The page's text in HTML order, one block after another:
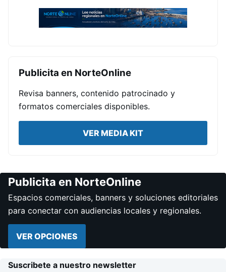
Publicita en NorteOnline
Revisa banners, contenido patrocinado y
formatos comerciales disponibles.
VER MEDIA KIT
Publicita en NorteOnline
Espacios comerciales, banners y soluciones editoriales
para conectar con audiencias locales y regionales.
VER OPCIONES
Suscribete a nuestro newsletter